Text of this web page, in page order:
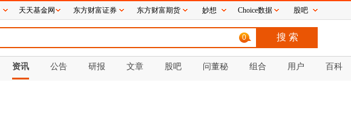
0
资讯 公告 研报 文章 股吧 问董秘 组合 用户 百科
天天基金网 东方财富证券 东方财富期货 妙想 Choice数据 股吧